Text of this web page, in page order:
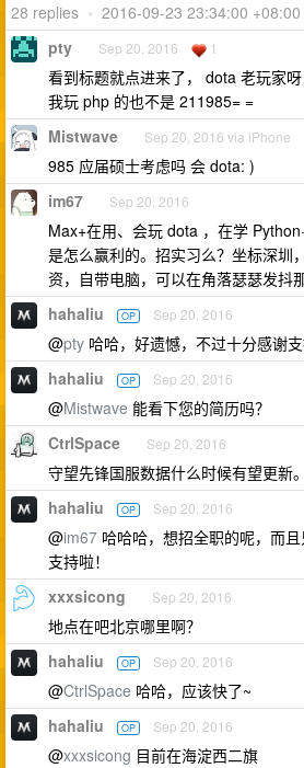
28 replies • 2016-09-23 23:34:00 +08:00
pty Sep 20, 2016 1
看到标题就点进来了， dota 老玩家
我玩 php 的也不是 211985= =
Mistwave Sep 20, 2016 via iPhone
985 应届硕士考虑吗 会 dota: )
im67 Sep 20, 2016
Max+在用、会玩 dota ，在学
是怎么赢利的。招实习么？坐标深圳
资，自带电脑，可以在角落瑟瑟发抖那
hahaliu OP Sep 20, 2016
@pty 哈哈，好遗憾，不过十分感谢支
hahaliu OP Sep 20, 2016
@Mistwave 能看下您的简历吗？
CtrlSpace Sep 20, 2016
守望先锋国服数据什么时候有望更新。
hahaliu OP Sep 20, 2016
@im67 哈哈哈，想招全职的呢，而
支持啦！
xxxsicong Sep 20, 2016
地点在吧北京哪里啊？
hahaliu OP Sep 20, 2016
@CtrlSpace 哈哈，应该快了~
hahaliu OP Sep 20, 2016
@xxxsicong 目前在海淀西二旗